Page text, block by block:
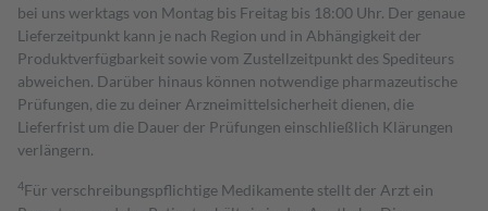
bei uns werktags von Montag bis Freitag bis 18:00 Uhr. Der genaue
Lieferzeitpunkt kann je nach Region und in Abhängigkeit der
Produktverfügbarkeit sowie vom Zustellzeitpunkt des Spediteurs
abweichen. Darüber hinaus können notwendige pharmazeutische
Prüfungen, die zu deiner Arzneimittelsicherheit dienen, die
Lieferfrist um die Dauer der Prüfungen einschließlich Klärungen
verlängern.
4Für verschreibungspflichtige Medikamente stellt der Arzt ein